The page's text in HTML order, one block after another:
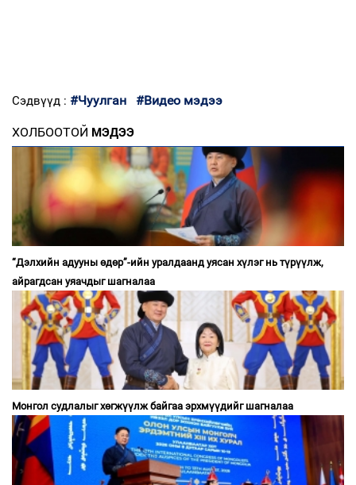
Сэдвүүд : #Чуулган #Видео мэдээ
ХОЛБООТОЙ МЭДЭЭ
“Дэлхийн адууны өдөр”-ийн уралдаанд уясан хүлэг нь түрүүлж,
айрагдсан уяачдыг шагналаа
Монгол судлалыг хөгжүүлж байгаа эрхмүүдийг шагналаа